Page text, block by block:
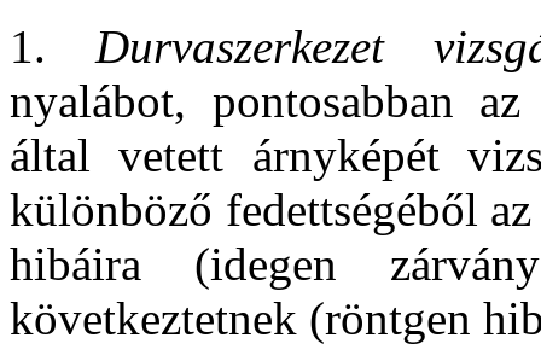
1. Durvaszerkezet
nyalábot, pontosabban
által vetett árnyképét
különböző fedettségéből
hibáira (idegen
következtetnek (röntgen